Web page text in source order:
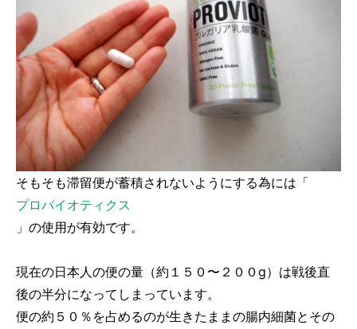
そもそも滞留便が蓄積されないようにする為には「
プロバイオティクス
」の使用が有効です。
現在の日本人の便の量（約１５０〜２００g）は戦後直
後の半分になってしまっています。
便の約５０％を占めるのが生きたままの腸内細菌とその